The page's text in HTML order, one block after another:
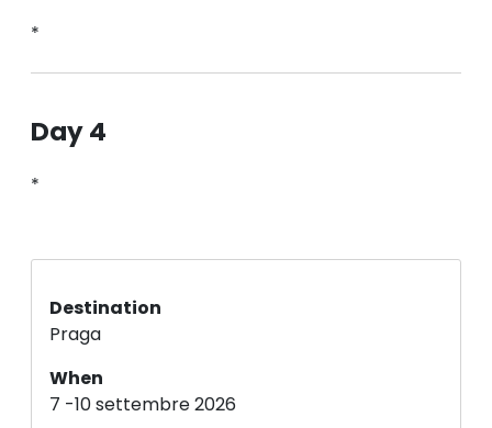
*
Day 4
*
Destination
Praga
When
7 -10 settembre 2026